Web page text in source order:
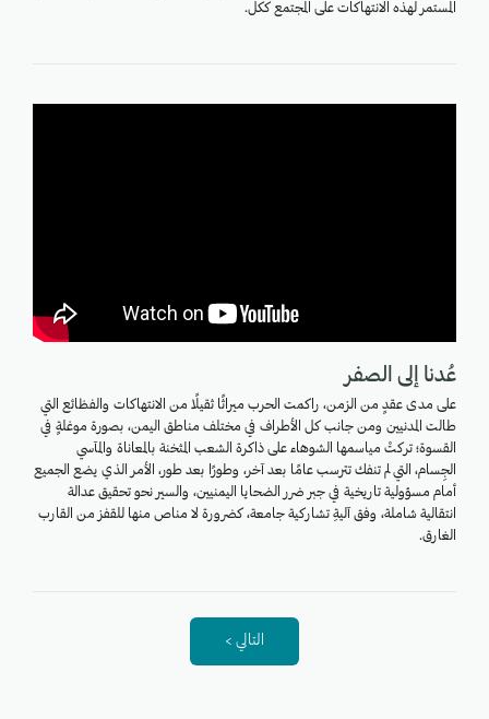
المستمر لهذه الانتهاكات على المجتمع ككل.
عُدنا إلى الصفر
على مدى عقدٍ من الزمن، راكمت الحرب ميراثًا ثقيلًا من الانتهاكات والفظائع التي
طالت المدنيين ومن جانب كل الأطراف في مختلف مناطق اليمن، بصورة موغلةٍ في
القسوة؛ تركتْ مياسمها الشوهاء على ذاكرة الشعب المثخنة بالمعاناة والمآسي
الجِسام، التي لم تنفك تترسب عامًا بعد آخر، وطورًا بعد طور، الأمر الذي يضع الجميع
أمام مسؤولية تاريخية في جبر ضرر الضحايا اليمنيين، والسير نحو تحقيق عدالة
انتقالية شاملة، وفق آليةِ تشاركية جامعة، كضرورة لا مناص منها للقفز من القارب
الغارق.
التالي >